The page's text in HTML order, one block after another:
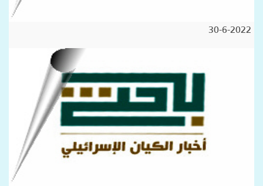
30-6-2022